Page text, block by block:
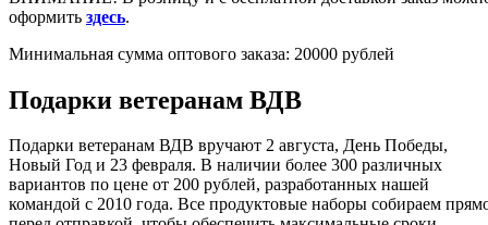
оформить здесь.
Минимальная сумма оптового заказа: 20000 рублей
Подарки ветеранам ВДВ
Подарки ветеранам ВДВ вручают 2 августа, День Победы,
Новый Год и 23 февраля. В наличии более 300 различных
вариантов по цене от 200 рублей, разработанных нашей
командой с 2010 года. Все продуктовые наборы собираем